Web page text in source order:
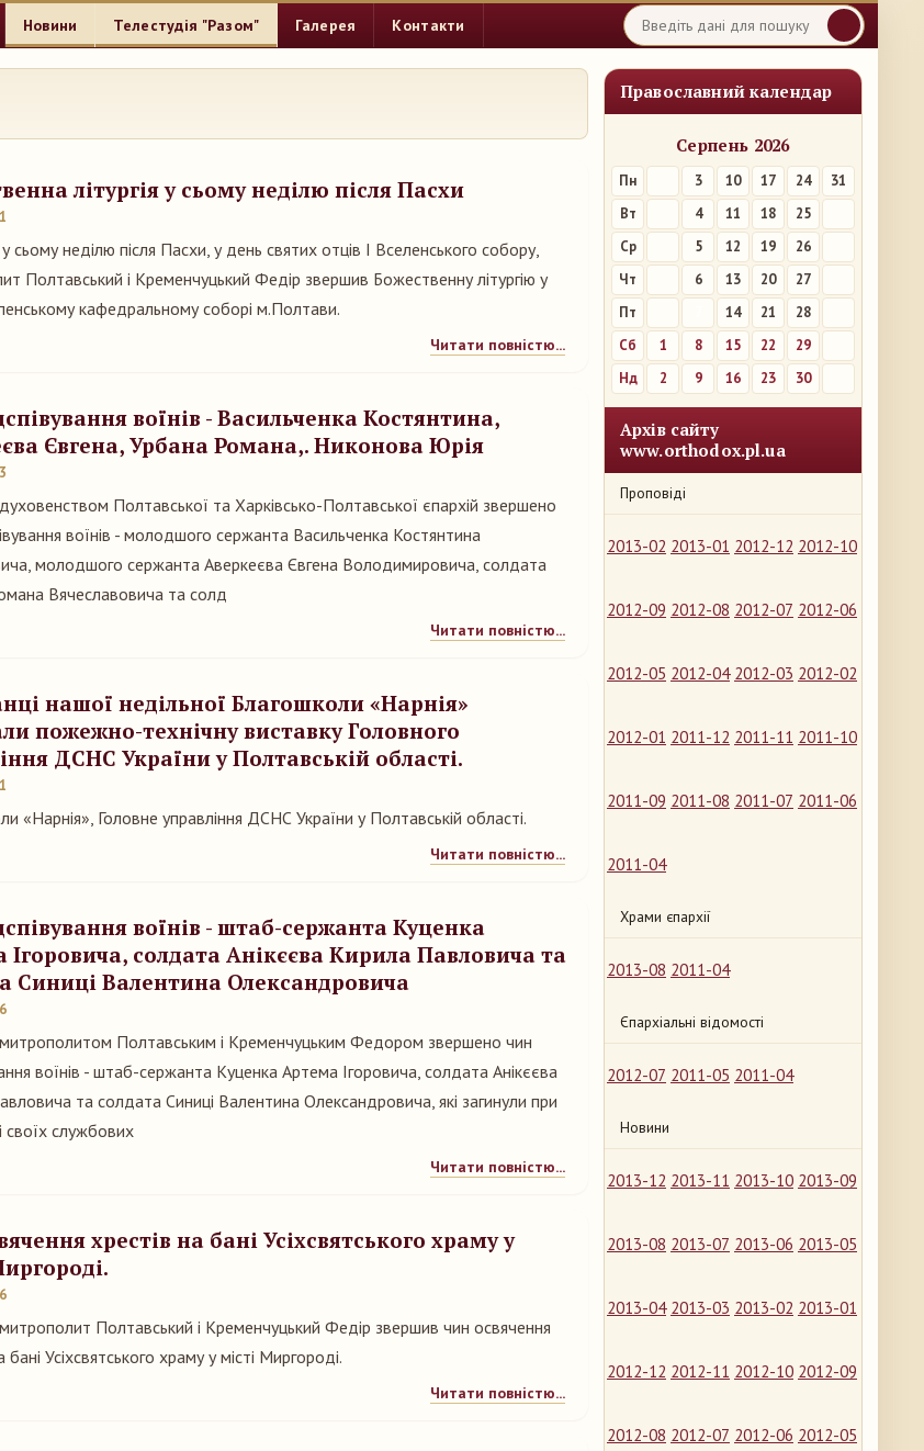
Новини Телестудія "Разом" Галерея Контакти
Православний календар
Серпень 2026
Пн 3 10 17 24
31
Вт
4 11 18
25
Ср
5 12 19
26
Чт
6 13 20
27
Пт
14 21
28
Сб
1 8 15 22
29
Нд
2 9 16 23 30
Архів сайту
www.orthodox.pl.ua
Проповіді
2013-02 2013-01 2012-12 2012-10
2012-09 2012-08 2012-07 2012-06
2012-05 2012-04 2012-03 2012-02
2012-01 2011-12 2011-11 2011-10
2011-09 2011-08 2011-07 2011-06
2011-04
Храми єпархії
2013-08 2011-04
Єпархіальні відомості
2012-07 2011-05 2011-04
Новини
2013-12 2013-11 2013-10 2013-09
2013-08 2013-07 2013-06 2013-05
2013-04 2013-03 2013-02 2013-01
2012-12 2012-11 2012-10 2012-09
2012-08 2012-07 2012-06 2012-05
літургія у сьому неділю після Пасхи
сьому неділю після Пасхи, у день святих отців І Вселенського собору,
Полтавський і Кременчуцький Федір звершив Божественну літургію у
кафедральному соборі м.Полтави.
Читати повністю...
воїнів - Васильченка Костянтина,
Євгена, Урбана Романа,. Никонова Юрія
Полтавської та Харківсько-Полтавської єпархій звершено
воїнів - молодшого сержанта Васильченка Костянтина
молодшого сержанта Аверкеєва Євгена Володимировича, солдата
Вячеславовича та солд
Читати повністю...
нашої недільної Благошколи «Нарнія»
пожежно-технічну виставку Головного
ДСНС України у Полтавській області.
«Нарнія», Головне управління ДСНС України у Полтавській області.
Читати повністю...
воїнів - штаб-сержанта Куценка
Ігоровича, солдата Анікєєва Кирила Павловича та
Синиці Валентина Олександровича
Полтавським і Кременчуцьким Федором звершено чин
воїнів - штаб-сержанта Куценка Артема Ігоровича, солдата Анікєєва
та солдата Синиці Валентина Олександровича, які загинули при
своїх службових
Читати повністю...
хрестів на бані Усіхсвятського храму у
Полтавський і Кременчуцький Федір звершив чин освячення
бані Усіхсвятського храму у місті Миргороді.
Читати повністю...